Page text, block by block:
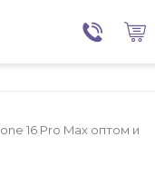
16 Pro Max оптом и